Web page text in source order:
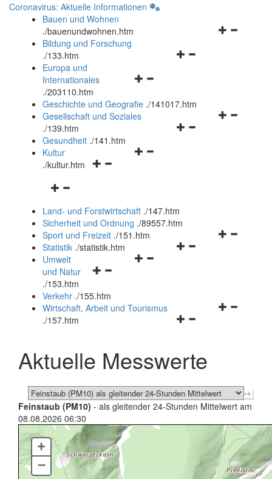
Coronavirus: Aktuelle Informationen
Bauen und Wohnen
./bauenundwohnen.htm
Navigationsmenü
Bildung und Forschung
./133.htm
Navigationsmenü
und
schließen
Europa und
Internationales
./203110.htm
Geschichte und Geografie ./141017.htm
Navigationsmenü
Gesellschaft und Soziales
./139.htm
Navigationsmenü
Gesundheit ./141.htm
Navigationsmenü
Kultur
./kultur.htm
Navigationsmenü
und
schließen
Land- und Forstwirtschaft ./147.htm
Sicherheit und Ordnung ./89557.htm
Navigationsmenü
Sport und Freizeit ./151.htm
Navigationsmenü
Statistik ./statistik.htm
Navigationsmenü
und
schließen
Umwelt
und Natur
./153.htm
Verkehr ./155.htm
Navigationsmenü
schließen
Wirtschaft, Arbeit und Tourismus
./157.htm
Aktuelle Messwerte
Feinstaub (PM10) - als gleitender 24-Stunden Mittelwert am
08.08.2026 06:30
+
–